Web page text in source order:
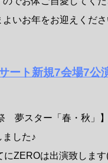
いお年をお迎えくださ
ート新規7会場7公
夢スター「春・秋」
ました♪
にZEROは出演致しま